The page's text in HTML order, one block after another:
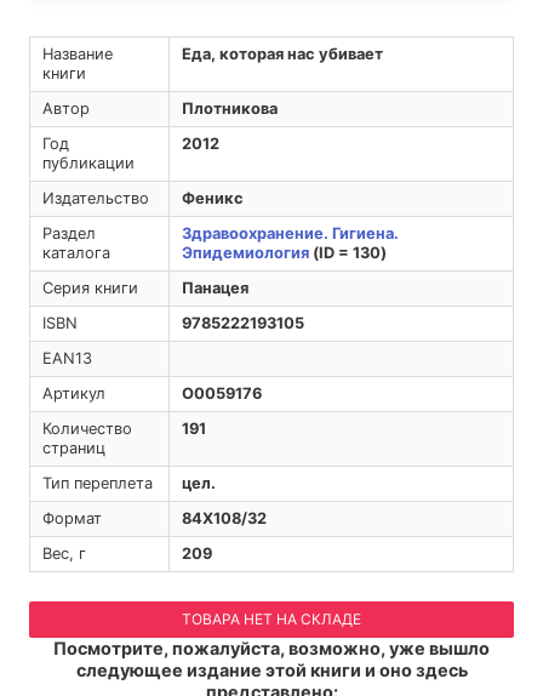
Название
книги
Еда, которая нас убивает
Автор
Плотникова
Год
публикации
2012
Издательство
Феникс
Раздел
каталога
Здравоохранение. Гигиена.
Эпидемиология(ID = 130)
Серия книги
Панацея
ISBN
9785222193105
EAN13
Артикул
O0059176
Количество
страниц
191
Тип переплета
цел.
Формат
84Х108/32
Вес, г
209
ТОВАРА НЕТ НА СКЛАДЕ
Посмотрите, пожалуйста, возможно, уже вышло
следующее издание этой книги и оно здесь